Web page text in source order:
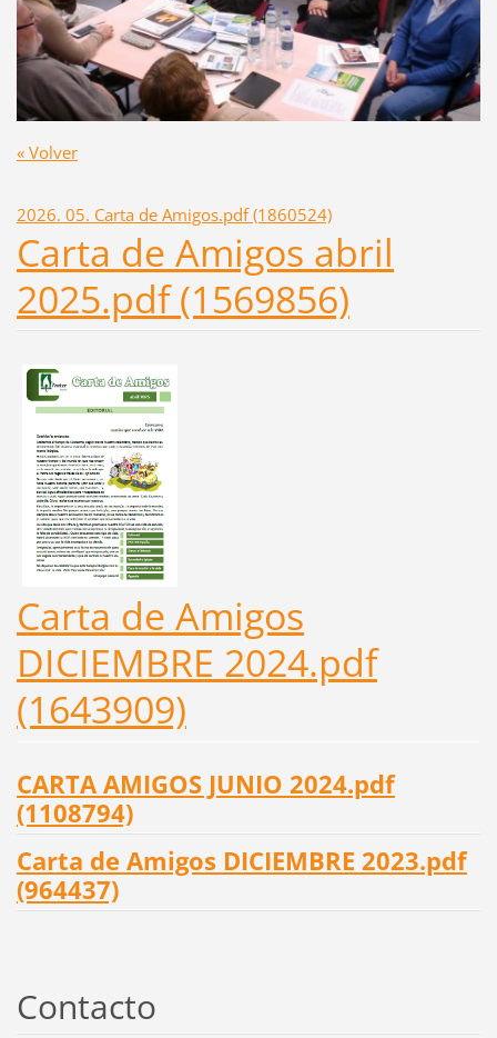
« Volver
2026. 05. Carta de Amigos.pdf (1860524)
Carta de Amigos abril
2025.pdf (1569856)
Carta de Amigos
DICIEMBRE 2024.pdf
(1643909)
CARTA AMIGOS JUNIO 2024.pdf
(1108794)
Carta de Amigos DICIEMBRE 2023.pdf
(964437)
Contacto